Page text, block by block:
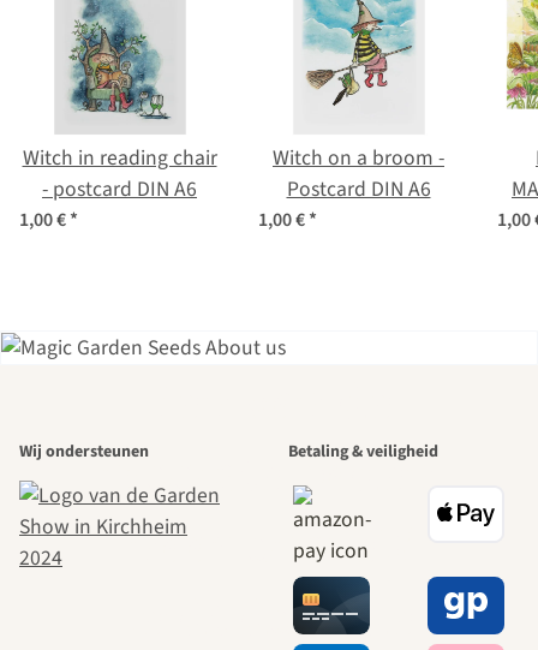
Witch in reading chair
- postcard DIN A6
1,00 €*
Witch on a broom -
Postcard DIN A6
1,00 €* 1,00
mooiste paden
naar onszelf
leidt door de
Wij ondersteunen Betaling & veiligheid